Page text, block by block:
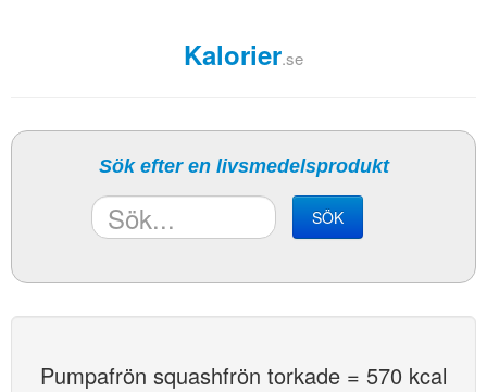
Kalorier.se
Sök efter en livsmedelsprodukt
SÖK
Pumpafrön squashfrön torkade = 570 kcal